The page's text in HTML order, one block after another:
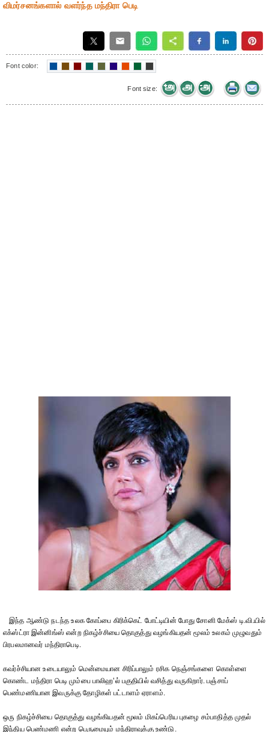
விமர்சனங்களால் வளர்ந்த மந்திரா பெடி
Font color:
Font size:
இந்த ஆண்டு நடந்த உலக கோப்பை கிரிக்கெட் போட்டியின் போது சோனி மேக்ஸ் டி.வி.யில்
எக்ஸ்ட்ரா இன்னிங்ஸ் என்ற நிகழ்ச்சியை தொகுத்து வழங்கியதன் மூலம் உலகம் முழுவதும்
பிரபலமானவர் மந்திராபெடி.
கவர்ச்சியான உடையாலும் மென்மையான சிரிப்பாலும் ரசிக நெஞ்சங்களை கொள்ளை
கொண்ட மந்திரா பெடி மும்பை பாலிஹ’ல் பகுதியில் வசித்து வருகிறார். பஞ்சாப்
பெண்மணியான இவருக்கு தோழிகள் பட்டாளம் ஏராளம்.
ஒரு நிகழ்ச்சியை தொகுத்து வழங்கியதன் மூலம் மிகப்பெரிய புகழை சம்பாதித்த முதல்
இந்திய பெண்மணி என்ற பெருமையும் மந்திராவுக்கு உண்டு.